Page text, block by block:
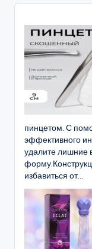
пинцетом. С
эффективного
удалите лишние
избавиться от...